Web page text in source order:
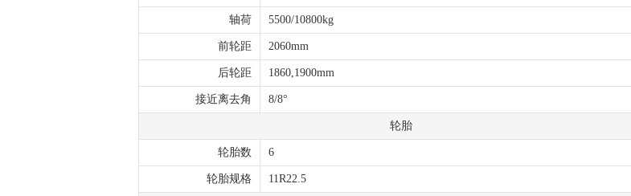
轴荷 5500/10800kg
前轮距 2060mm
后轮距 1860,1900mm
接近离去角 8/8°
轮胎
轮胎数 6
轮胎规格 11R22.5